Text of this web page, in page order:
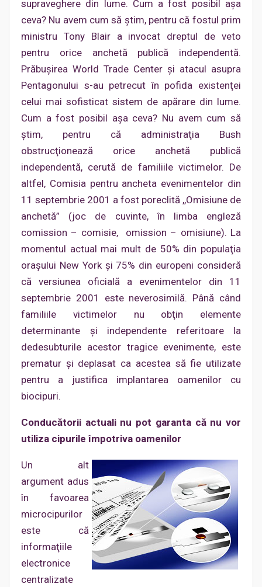
supraveghere din lume. Cum a fost posibil aşa
ceva? Nu avem cum să ştim, pentru că fostul prim
ministru Tony Blair a invocat dreptul de veto
pentru orice anchetă publică independentă.
Prăbuşirea World Trade Center şi atacul asupra
Pentagonului s-au petrecut în pofida existenţei
celui mai sofisticat sistem de apărare din lume.
Cum a fost posibil aşa ceva? Nu avem cum să
ştim, pentru că administraţia Bush
obstrucţionează orice anchetă publică
independentă, cerută de familiile victimelor. De
altfel, Comisia pentru ancheta evenimentelor din
11 septembrie 2001 a fost poreclită ,,Omisiune de
anchetă” (joc de cuvinte, în limba engleză
comission – comisie, omission – omisiune). La
momentul actual mai mult de 50% din populaţia
oraşului New York şi 75% din europeni consideră
că versiunea oficială a evenimentelor din 11
septembrie 2001 este neverosimilă. Până când
familiile victimelor nu obţin elemente
determinante şi independente referitoare la
dedesubturile acestor tragice evenimente, este
prematur şi deplasat ca acestea să fie utilizate
pentru a justifica implantarea oamenilor cu
biocipuri.
Conducătorii actuali nu pot garanta că nu vor
utiliza cipurile împotriva oamenilor
Un alt
argument adus
în favoarea
microcipurilor
este că
informaţiile
electronice
centralizate